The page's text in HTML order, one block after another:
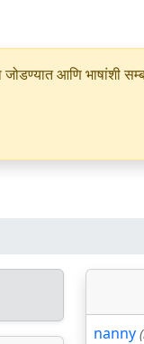
आणि भाषांशी
nanny